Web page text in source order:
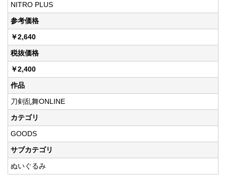
NITRO PLUS
参考価格
￥2,640
税抜価格
￥2,400
作品
刀剣乱舞ONLINE
カテゴリ
GOODS
サブカテゴリ
ぬいぐるみ